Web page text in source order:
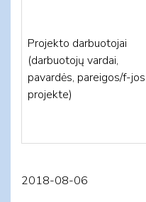
Projekto darbuotojai
(darbuotojų vardai,
pavardės, pareigos/f-jos
projekte)
2018-08-06